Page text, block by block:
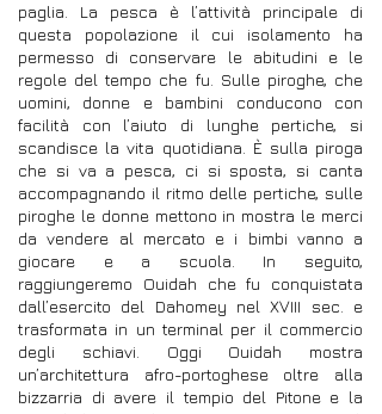
paglia. La pesca è l’attività principale di
questa popolazione il cui isolamento ha
permesso di conservare le abitudini e le
regole del tempo che fu. Sulle piroghe, che
uomini, donne e bambini conducono con
facilità con l’aiuto di lunghe pertiche, si
scandisce la vita quotidiana. È sulla piroga
che si va a pesca, ci si sposta, si canta
accompagnando il ritmo delle pertiche, sulle
piroghe le donne mettono in mostra le merci
da vendere al mercato e i bimbi vanno a
giocare e a scuola. In seguito,
raggiungeremo Ouidah che fu conquistata
dall’esercito del Dahomey nel XVIII sec. e
trasformata in un terminal per il commercio
degli schiavi. Oggi Ouidah mostra
un’architettura afro-portoghese oltre alla
bizzarria di avere il tempio del Pitone e la